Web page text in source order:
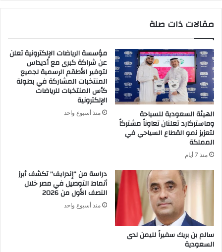
مقالات ذات صلة
الهيئة السعودية للسياحة
وماستركارد تعلنان تعاوناً مشتركاً
لتعزيز نمو القطاع السياحي في
المملكة
منذ 7 أيام
مؤسسة الرياضات الإلكترونية تعلن
عن شراكة كبرى مع أديداس
لتوفير الأطقم الرسمية لجميع
المنتخبات المشاركة في بطولة
كأس المنتخبات للرياضات
الإلكترونية
منذ أسبوع واحد
سالم بن بريك سفيراً لليمن لدى
السعودية
دراسة من “إندرايف” تكشف أبرز
أنماط التوصيل في مصر خلال
النصف الأول من 2026
منذ أسبوع واحد